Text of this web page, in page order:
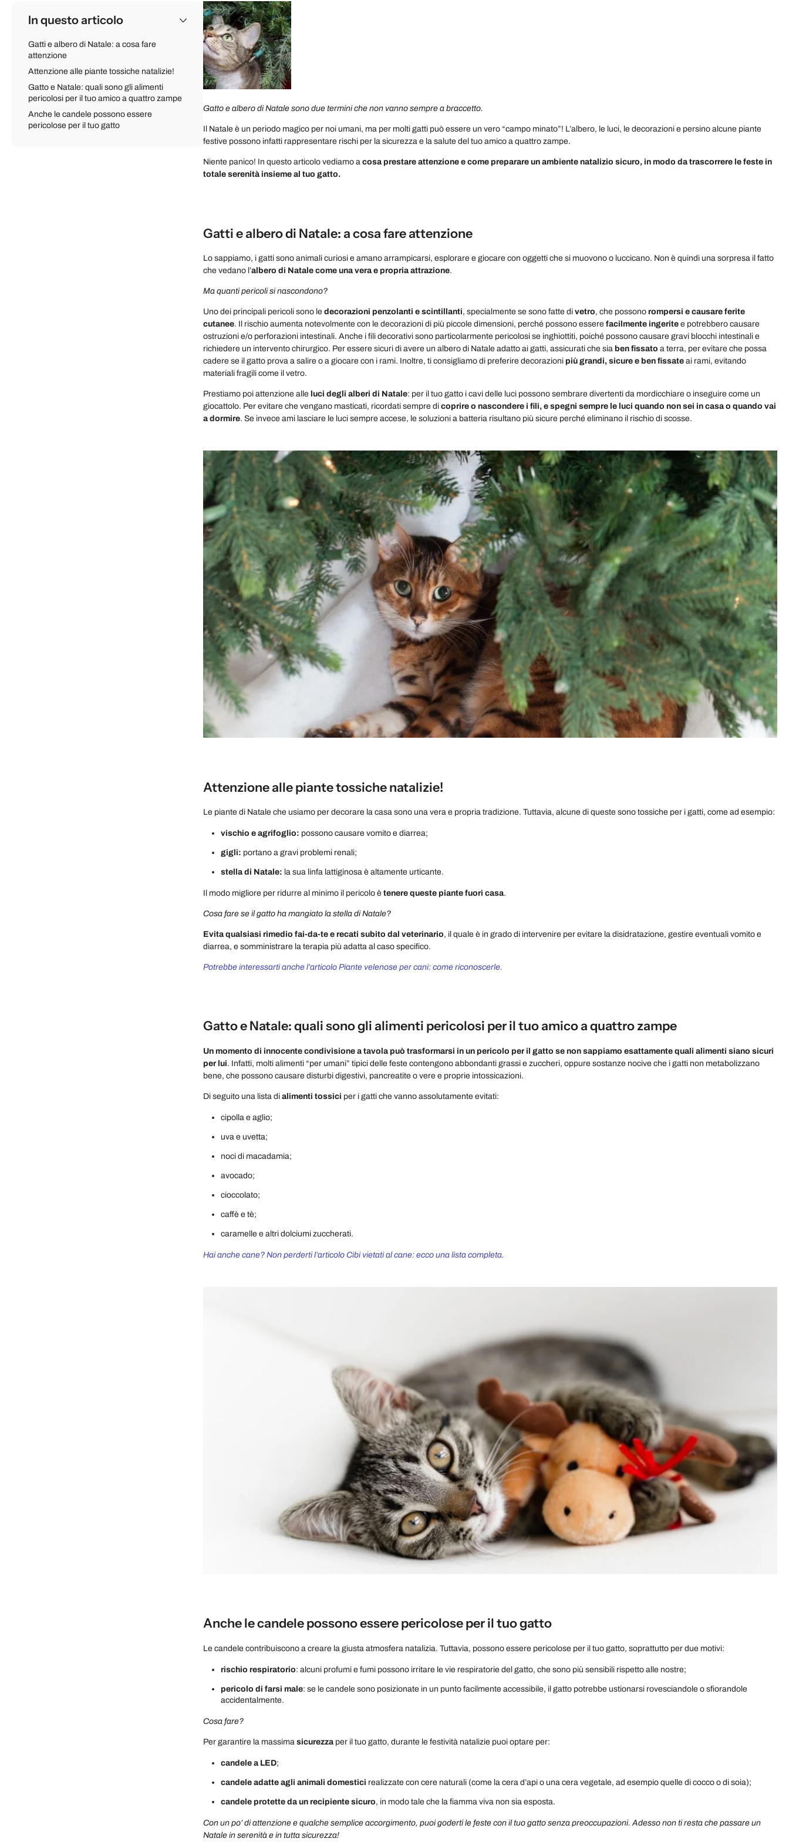
In questo articolo
Gatti e albero di Natale: a cosa fare
attenzione
Attenzione alle piante tossiche natalizie!
Gatto e Natale: quali sono gli alimenti
pericolosi per il tuo amico a quattro zampe
Anche le candele possono essere
pericolose per il tuo gatto
Gatto e albero di Natale sono due termini che non vanno sempre a braccetto.
Il Natale è un periodo magico per noi umani, ma per molti gatti può essere un vero “campo minato”! L’albero, le luci, le decorazioni e persino alcune piante
festive possono infatti rappresentare rischi per la sicurezza e la salute del tuo amico a quattro zampe.
Niente panico! In questo articolo vediamo a cosa prestare attenzione e come preparare un ambiente natalizio sicuro, in modo da trascorrere le feste in
totale serenità insieme al tuo gatto.
Gatti e albero di Natale: a cosa fare attenzione
Lo sappiamo, i gatti sono animali curiosi e amano arrampicarsi, esplorare e giocare con oggetti che si muovono o luccicano. Non è quindi una sorpresa il fatto
che vedano l’albero di Natale come una vera e propria attrazione.
Ma quanti pericoli si nascondono?
Uno dei principali pericoli sono le decorazioni penzolanti e scintillanti, specialmente se sono fatte di vetro, che possono rompersi e causare ferite
cutanee. Il rischio aumenta notevolmente con le decorazioni di più piccole dimensioni, perché possono essere facilmente ingerite e potrebbero causare
ostruzioni e/o perforazioni intestinali. Anche i fili decorativi sono particolarmente pericolosi se inghiottiti, poiché possono causare gravi blocchi intestinali e
richiedere un intervento chirurgico. Per essere sicuri di avere un albero di Natale adatto ai gatti, assicurati che sia ben fissato a terra, per evitare che possa
cadere se il gatto prova a salire o a giocare con i rami. Inoltre, ti consigliamo di preferire decorazioni più grandi, sicure e ben fissate ai rami, evitando
materiali fragili come il vetro.
Prestiamo poi attenzione alle luci degli alberi di Natale: per il tuo gatto i cavi delle luci possono sembrare divertenti da mordicchiare o inseguire come un
giocattolo. Per evitare che vengano masticati, ricordati sempre di coprire o nascondere i fili, e spegni sempre le luci quando non sei in casa o quando vai
a dormire. Se invece ami lasciare le luci sempre accese, le soluzioni a batteria risultano più sicure perché eliminano il rischio di scosse.
Attenzione alle piante tossiche natalizie!
Le piante di Natale che usiamo per decorare la casa sono una vera e propria tradizione. Tuttavia, alcune di queste sono tossiche per i gatti, come ad esempio:
vischio e agrifoglio: possono causare vomito e diarrea;
gigli: portano a gravi problemi renali;
stella di Natale: la sua linfa lattiginosa è altamente urticante.
Il modo migliore per ridurre al minimo il pericolo è tenere queste piante fuori casa.
Cosa fare se il gatto ha mangiato la stella di Natale?
Evita qualsiasi rimedio fai-da-te e recati subito dal veterinario, il quale è in grado di intervenire per evitare la disidratazione, gestire eventuali vomito e
diarrea, e somministrare la terapia più adatta al caso specifico.
Potrebbe interessarti anche l’articolo Piante velenose per cani: come riconoscerle.
Gatto e Natale: quali sono gli alimenti pericolosi per il tuo amico a quattro zampe
Un momento di innocente condivisione a tavola può trasformarsi in un pericolo per il gatto se non sappiamo esattamente quali alimenti siano sicuri
per lui. Infatti, molti alimenti “per umani” tipici delle feste contengono abbondanti grassi e zuccheri, oppure sostanze nocive che i gatti non metabolizzano
bene, che possono causare disturbi digestivi, pancreatite o vere e proprie intossicazioni.
Di seguito una lista di alimenti tossici per i gatti che vanno assolutamente evitati:
cipolla e aglio;
uva e uvetta;
noci di macadamia;
avocado;
cioccolato;
caffè e tè;
caramelle e altri dolciumi zuccherati.
Hai anche cane? Non perderti l’articolo Cibi vietati al cane: ecco una lista completa.
Anche le candele possono essere pericolose per il tuo gatto
Le candele contribuiscono a creare la giusta atmosfera natalizia. Tuttavia, possono essere pericolose per il tuo gatto, soprattutto per due motivi:
rischio respiratorio: alcuni profumi e fumi possono irritare le vie respiratorie del gatto, che sono più sensibili rispetto alle nostre;
pericolo di farsi male: se le candele sono posizionate in un punto facilmente accessibile, il gatto potrebbe ustionarsi rovesciandole o sfiorandole
accidentalmente.
Cosa fare?
Per garantire la massima sicurezza per il tuo gatto, durante le festività natalizie puoi optare per:
candele a LED;
candele adatte agli animali domestici realizzate con cere naturali (come la cera d’api o una cera vegetale, ad esempio quelle di cocco o di soia);
candele protette da un recipiente sicuro, in modo tale che la fiamma viva non sia esposta.
Con un po’ di attenzione e qualche semplice accorgimento, puoi goderti le feste con il tuo gatto senza preoccupazioni. Adesso non ti resta che passare un
Natale in serenità e in tutta sicurezza!